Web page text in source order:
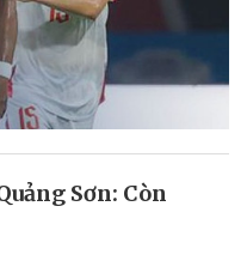
Sơn: Còn